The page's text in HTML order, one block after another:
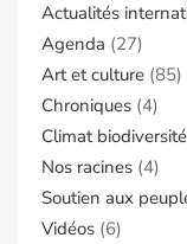
Actualités
Agenda (27)
Art et culture (85)
Chroniques (4)
Climat biodiversité
Nos racines (4)
Soutien aux
Vidéos (6)